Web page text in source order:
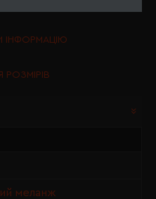
ІНФОРМАЦІЮ
РОЗМІРІВ
меланж